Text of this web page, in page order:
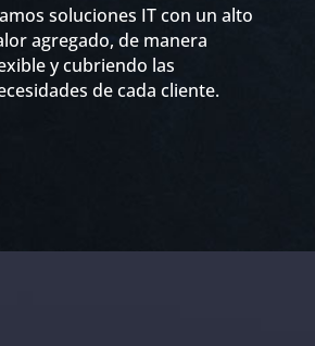
soluciones IT con un alto
agregado, de manera
y cubriendo las
de cada cliente.